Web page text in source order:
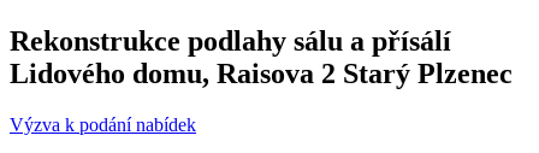
Rekonstrukce podlahy sálu a přísálí
Lidového domu, Raisova 2 Starý Plzenec
Výzva k podání nabídek